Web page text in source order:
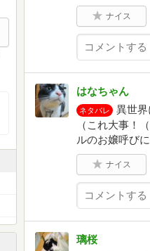
ナイス
はなちゃん
ネタバレ
異世
（これ大事！
ルのお嬢呼び
ナイス
璃桜